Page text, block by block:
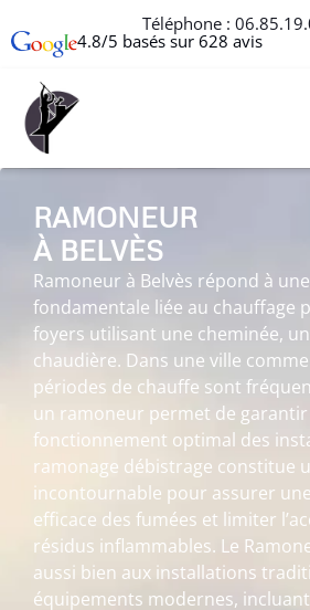
Téléphone :
4.8/5 basés sur 628 avis
RAMONEUR
À BELVÈS
Ramoneur à Belvès répond à
fondamentale liée au chauffage
foyers utilisant une cheminée,
chaudière. Dans une ville
périodes de chauffe sont
un ramoneur permet de
fonctionnement optimal des
ramonage débistrage constitue
incontournable pour assurer
efficace des fumées et limiter
résidus inflammables. Le
aussi bien aux installations
équipements modernes,